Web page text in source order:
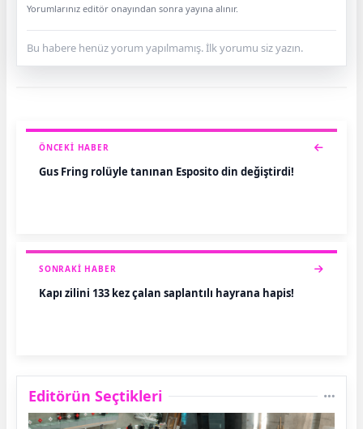
Yorumlarınız editör onayından sonra yayına alınır.
Bu habere henüz yorum yapılmamış. İlk yorumu siz yazın.
ÖNCEKI HABER
Gus Fring rolüyle tanınan Esposito din değiştirdi!
SONRAKI HABER
Kapı zilini 133 kez çalan saplantılı hayrana hapis!
Editörün Seçtikleri